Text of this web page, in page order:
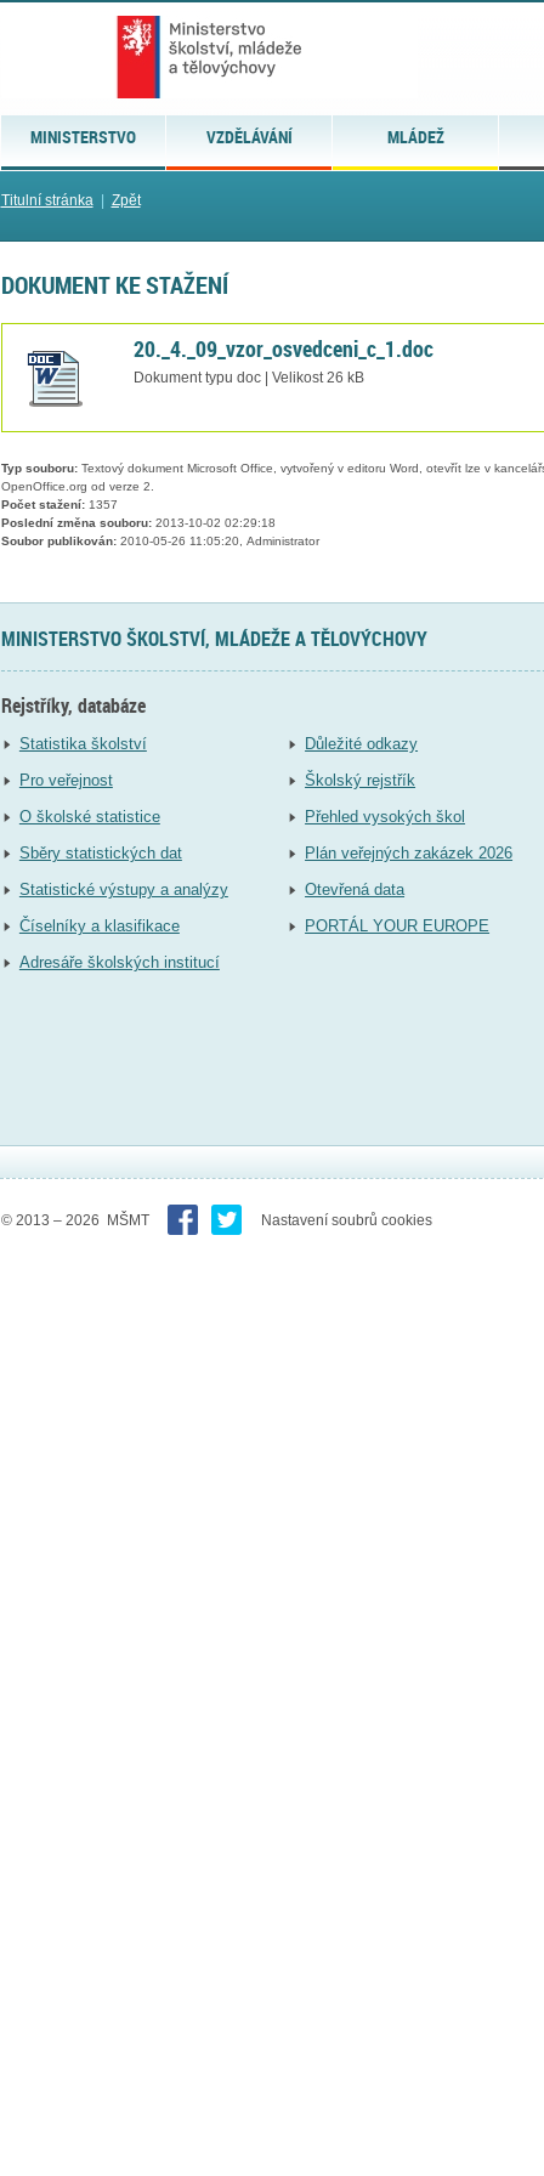
MINISTERSTVO VZDĚLÁVÁNÍ MLÁDEŽ
Titulní stránka| Zpět
DOKUMENT KE STAŽENÍ
20._4._09_vzor_osvedceni_c_1.doc
Dokument typu doc | Velikost 26 kB
Typ souboru:Textový dokument Microsoft Office, vytvořený v editoru Word, otevřít lze v
OpenOffice.org od verze 2.
Počet stažení:1357
Poslední změna souboru:2013-10-02 02:29:18
Soubor publikován:2010-05-26 11:05:20, Administrator
MINISTERSTVO ŠKOLSTVÍ, MLÁDEŽE A TĚLOVÝCHOVY
Rejstříky, databáze
Statistika školství
Pro veřejnost
O školské statistice
Sběry statistických dat
Statistické výstupy a analýzy
Číselníky a klasifikace
Adresáře školských institucí
Důležité odkazy
Školský rejstřík
Přehled vysokých škol
Plán veřejných zakázek 2026
Otevřená data
PORTÁL YOUR EUROPE
© 2013 – 2026 MŠMT Nastavení soubrů cookies